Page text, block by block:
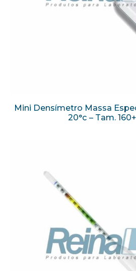
Mini Densímetro Massa
20°c – Tam.